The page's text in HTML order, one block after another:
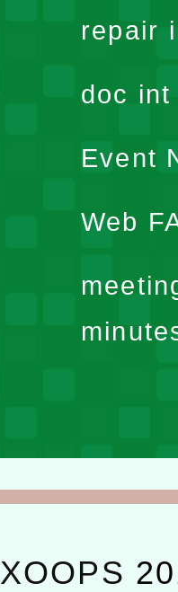
repair
doc
Event
Web
XOOPS